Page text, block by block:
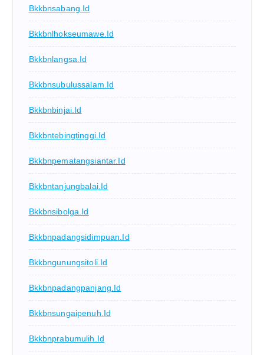
Bkkbnsabang.id
Bkkbnlhokseumawe.id
Bkkbnlangsa.id
Bkkbnsubulussalam.id
Bkkbnbinjai.id
Bkkbntebingtinggi.id
Bkkbnpematangsiantar.id
Bkkbntanjungbalai.id
Bkkbnsibolga.id
Bkkbnpadangsidimpuan.id
Bkkbngunungsitoli.id
Bkkbnpadangpanjang.id
Bkkbnsungaipenuh.id
Bkkbnprabumulih.id